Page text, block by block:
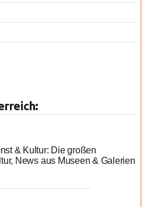
& Kultur: Die großen
News aus Museen & Galerien